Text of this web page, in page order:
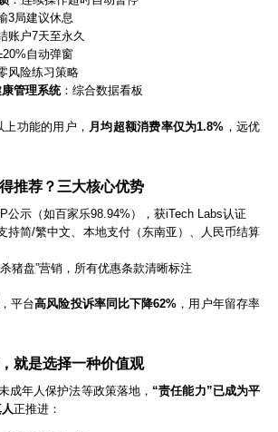
3局建议休息
账户7天至永久
自动弹窗
风险练习策略
管理系统：综合数据看板
功能的用户， 月均超额消费率仅为1.8% ，远优
推荐？三大核心优势
公示（如百家乐98.94%），获iTech Labs认证
持简/繁中文、本地支付（东南亚）、人民币结算
杀猪盘”营销，所有优惠条款清晰标注
平台高风险投诉率同比下降62% ，用户年留存率
就是选择一种价值观
成年人保护法等政策落地， “责任能力”已成为平
正推进：